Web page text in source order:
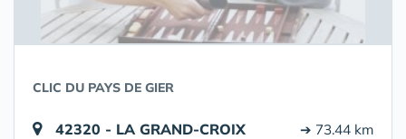
CLIC DU PAYS DE GIER
42320 - LA GRAND-CROIX ➔ 73.44 km